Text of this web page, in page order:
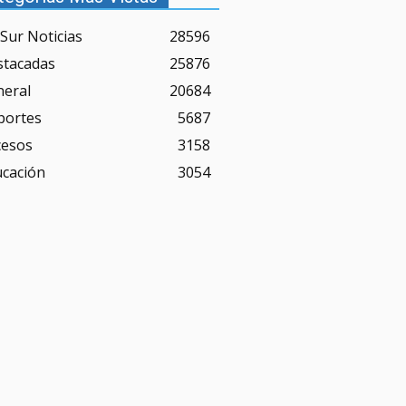
Noticias
28596
25876
20684
5687
3158
3054